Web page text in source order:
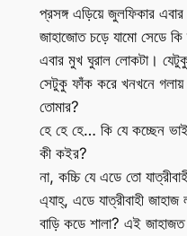
প্রসঙ্গ এড়িয়ে জুলফিকার
জাহাজোত চড়ে যামো সেডে কি
এবার মুখ ঘুরাল লোকটা।
সেটুকু ফাঁক করে খনখনে গলায়
তোমার?
হে হে হে… কি যে কচ্ছেন
কী কইর?
না, কচ্চি যে এডে তো
এ্যাহ্, এডে যাত্রীবাহী
বাড়ি কডে শালা? এই